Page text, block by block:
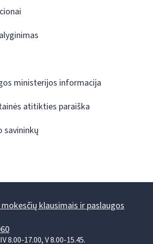
ministerijos informacija
atitikties paraiška
savininkų
klausimais ir paslaugos
8.00-17.00, V 8.00-15.45.